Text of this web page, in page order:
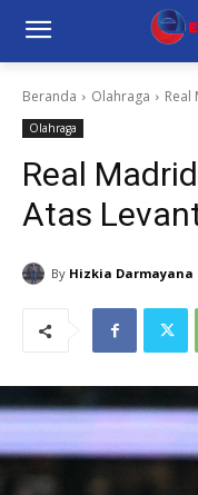
Beranda Olahraga Real
Olahraga
Real
Atas
By Hizkia Darmayana